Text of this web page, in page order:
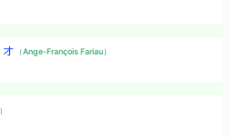
（Ange-François Fariau）